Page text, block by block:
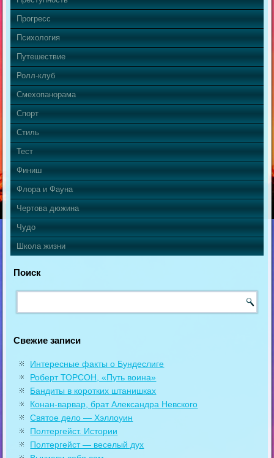
Прогресс
Психология
Путешествие
Ролл-клуб
Смехопанорама
Спорт
Стиль
Тест
Финиш
Флора и Фауна
Чертова дюжина
Чудо
Школа жизни
Поиск
Свежие записи
Интересные факты о Бундеслиге
Роберт ТОРСОН, «Путь воина»
Бандиты в коротких штанишках
Конан-варвар, брат Александра Невского
Святое дело — Хэллоуин
Полтергейст. Истории
Полтергейст — веселый дух